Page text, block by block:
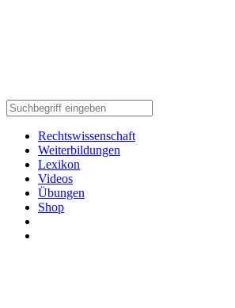
Rechtswissenschaft
Weiterbildungen
Lexikon
Videos
Übungen
Shop